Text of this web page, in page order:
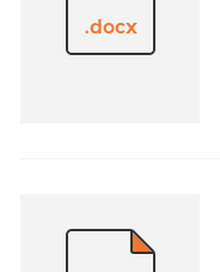
.docx